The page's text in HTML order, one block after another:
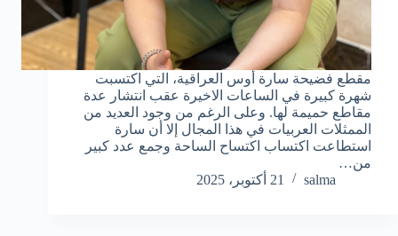
مقطع فضيحة سارة أوس العراقية، التي اكتسبت
شهرة كبيرة في الساعات الاخيرة عقب انتشار عدة
مقاطع حميمة لها. وعلى الرغم من وجود العديد من
الممثلات العربيات في هذا المجال إلا أن سارة
استطاعت اكتساب اكتساح الساحة وجمع عدد كبير
من…
salma
21 أكتوبر، 2025